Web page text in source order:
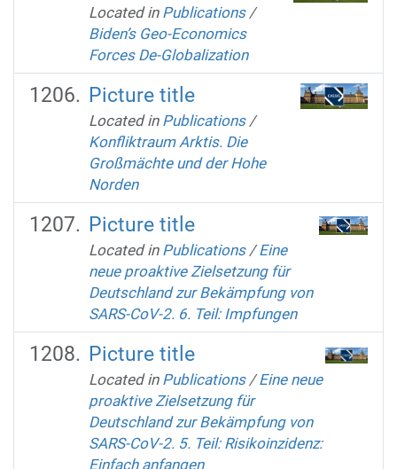
Located in Publications /
Biden’s Geo-Economics
Forces De-Globalization
Picture title
Located in Publications /
Konfliktraum Arktis. Die
Großmächte und der Hohe
Norden
Picture title
Located in Publications /Eine
neue proaktive Zielsetzung für
Deutschland zur Bekämpfung von
SARS-CoV-2. 6. Teil: Impfungen
Picture title
Located in Publications /Eine neue
proaktive Zielsetzung für
Deutschland zur Bekämpfung von
SARS-CoV-2. 5. Teil: Risikoinzidenz:
Einfach anfangen